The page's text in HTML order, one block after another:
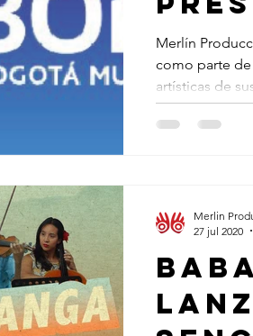
y
Merlín
como parte
artísticas de
Merlin
27 jul 2020